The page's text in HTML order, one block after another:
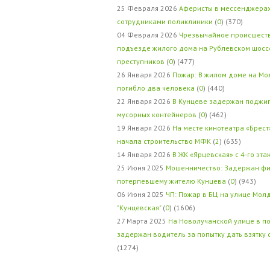
25 Февраля 2026 Аферисты в
сотрудниками поликлиники (0) (370)
04 Февраля 2026 Чрезвычайное
подъезде жилого дома на Рублевском
преступников (0) (477)
26 Января 2026 Пожар: В жилом доме на
погибло два человека (0) (440)
22 Января 2026 В Кунцеве задержан
мусорных контейнеров (0) (462)
19 Января 2026 На месте кинотеатра
начала строительство МФК (2) (635)
14 Января 2026 В ЖК «Ярцевская» с 4-го
25 Июня 2025 Мошенничество: Задержан
потерпевшему жителю Кунцева (0) (943)
06 Июня 2025 ЧП: Пожар в БЦ на улице
"Кунцевская" (0) (1606)
27 Марта 2025 На Новолучанской улице в
задержан водитель за попытку дать
(1274)